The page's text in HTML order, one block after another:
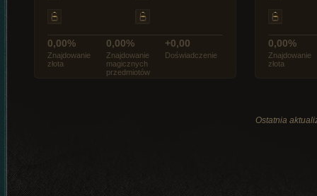
0,00%
Znajdowanie
złota
0,00%
Znajdowanie
magicznych
przedmiotów
+0,00
Doświadczenie
0,00%
Znajdowanie
złota
Ostatnia